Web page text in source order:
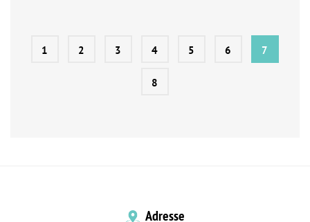
1 2 3 4 5 6 7
8
Adresse